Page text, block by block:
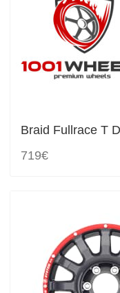
Braid Fullrace T
719€